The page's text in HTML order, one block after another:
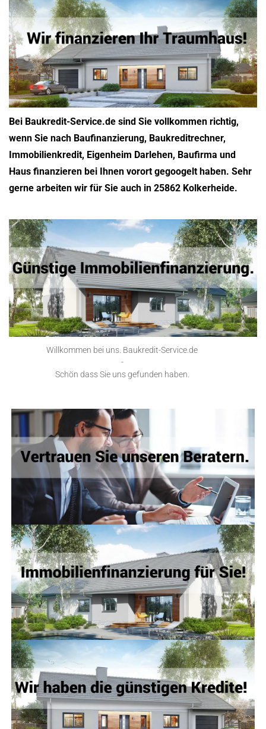
Bei Baukredit-Service.de sind Sie vollkommen richtig,
wenn Sie nach Baufinanzierung, Baukreditrechner,
Immobilienkredit, Eigenheim Darlehen, Baufirma und
Haus finanzieren bei Ihnen vorort gegoogelt haben. Sehr
gerne arbeiten wir für Sie auch in 25862 Kolkerheide.
Willkommen bei uns. Baukredit-Service.de
-
Schön dass Sie uns gefunden haben.